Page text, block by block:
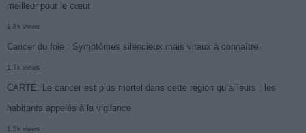
meilleur pour le cœur
1.8k views
Cancer du foie : Symptômes silencieux mais vitaux à connaître
1.7k views
CARTE. Le cancer est plus mortel dans cette région qu’ailleurs : les
habitants appelés à la vigilance
1.5k views